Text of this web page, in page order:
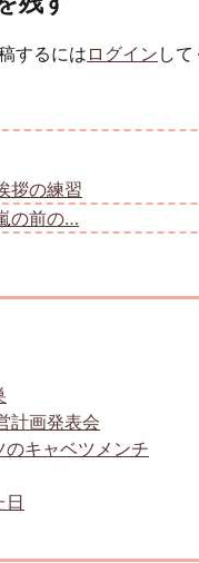
するにはログイン して
拶の練習
の前の…
画発表会
のキャベツメンチ
日